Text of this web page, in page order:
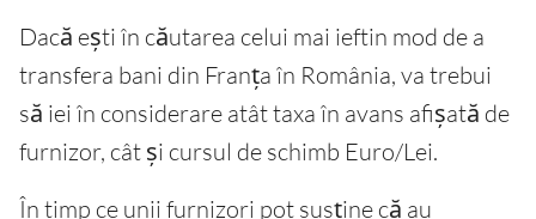
Dacă ești în căutarea celui mai ieftin mod de a
transfera bani din Franța în România, va trebui
să iei în considerare atât taxa în avans afișată de
furnizor, cât și cursul de schimb Euro/Lei.
În timp ce unii furnizori pot susține că au